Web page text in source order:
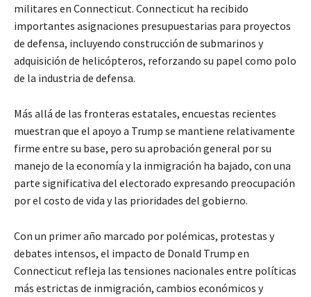
militares en Connecticut. Connecticut ha recibido
importantes asignaciones presupuestarias para proyectos
de defensa, incluyendo construcción de submarinos y
adquisición de helicópteros, reforzando su papel como polo
de la industria de defensa.
Más allá de las fronteras estatales, encuestas recientes
muestran que el apoyo a Trump se mantiene relativamente
firme entre su base, pero su aprobación general por su
manejo de la economía y la inmigración ha bajado, con una
parte significativa del electorado expresando preocupación
por el costo de vida y las prioridades del gobierno.
Con un primer año marcado por polémicas, protestas y
debates intensos, el impacto de Donald Trump en
Connecticut refleja las tensiones nacionales entre políticas
más estrictas de inmigración, cambios económicos y